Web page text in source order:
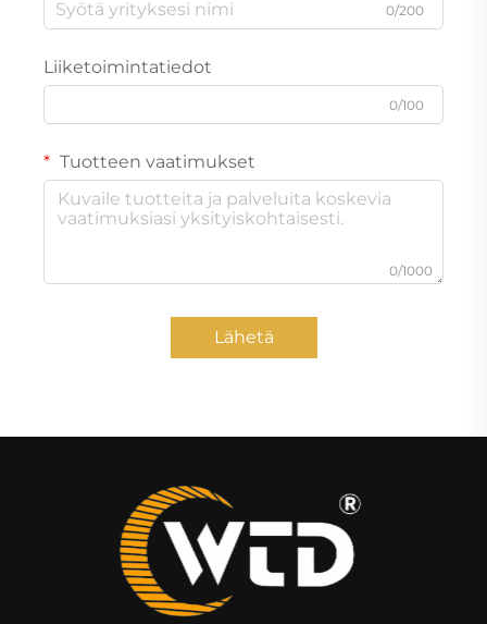
0/200
Liiketoimintatiedot
0/100
Tuotteen vaatimukset
0/1000
Lähetä